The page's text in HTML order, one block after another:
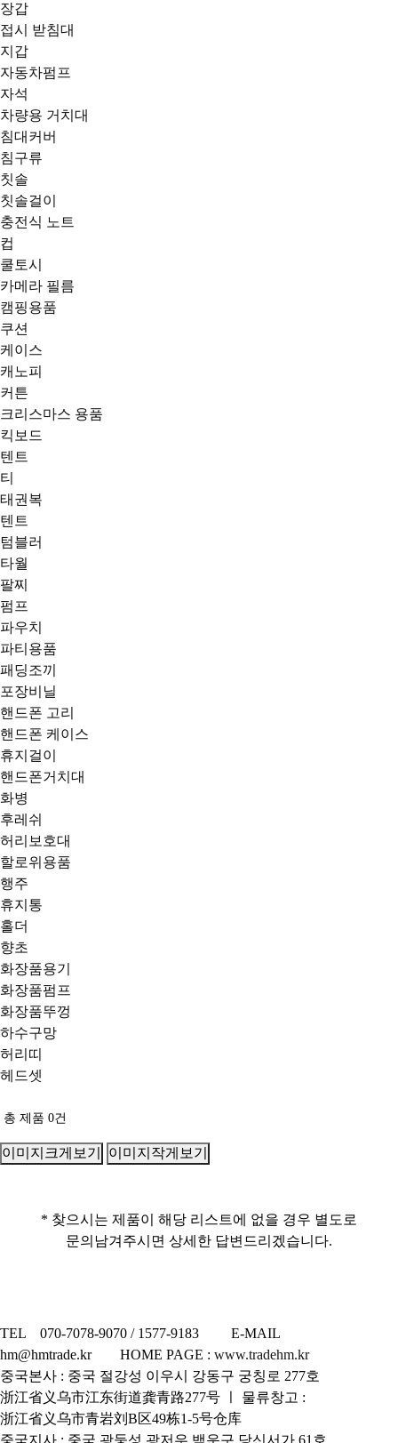
장갑
접시 받침대
지갑
자동차펌프
자석
차량용 거치대
침대커버
침구류
칫솔
칫솔걸이
충전식 노트
컵
쿨토시
카메라 필름
캠핑용품
쿠션
케이스
캐노피
커튼
크리스마스 용품
킥보드
텐트
티
태권복
텐트
텀블러
타월
팔찌
펌프
파우치
파티용품
패딩조끼
포장비닐
핸드폰 고리
핸드폰 케이스
휴지걸이
핸드폰거치대
화병
후레쉬
허리보호대
할로위용품
행주
휴지통
홀더
향초
화장품용기
화장품펌프
화장품뚜껑
하수구망
허리띠
헤드셋
총 제품 0건
이미지크게보기 이미지작게보기
* 찾으시는 제품이 해당 리스트에 없을 경우 별도로
문의남겨주시면 상세한 답변드리겠습니다.
TEL 070-7078-9070 / 1577-9183 E-MAIL
hm@hmtrade.kr HOME PAGE : www.tradehm.kr
중국본사 : 중국 절강성 이우시 강동구 궁칭로 277호
浙江省义乌市江东街道龚青路277号 ㅣ 물류창고 :
浙江省义乌市青岩刘B区49栋1-5号仓库
중국지사 : 중국 광둥성 광저우 백운구 당신서가 61호